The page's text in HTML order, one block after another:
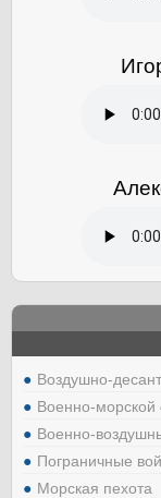
Воздушно-
Военно-морской
Военно-
Пограничные
Морская пехота